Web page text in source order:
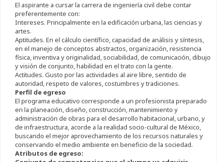
El aspirante a cursar la carrera de ingeniería civil debe contar
preferentemente con:
Intereses. Principalmente en la edificación urbana, las ciencias y
artes.
Aptitudes. En el cálculo científico, capacidad de análisis y síntesis,
en el manejo de conceptos abstractos, organización, resistencia
física, inventiva y originalidad, sociabilidad, de comunicación, dibujo
y visión de conjunto, habilidad en el trato con la gente.
Actitudes. Gusto por las actividades al aire libre, sentido de
autoridad, respeto de valores, costumbres y tradiciones.
Perfil de egreso
El programa educativo corresponde a un profesionista preparado
en la planeación, diseño, construcción, mantenimiento y
administración de obras para el desarrollo habitacional, urbano, y
de infraestructura, acorde a la realidad socio-cultural de México,
buscando el mejor aprovechamiento de los recursos naturales y
conservando el medio ambiente en beneficio de la sociedad.
Atributos de egreso: